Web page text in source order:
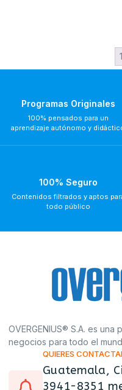
1
Programas Originales
100% pensados para un
aprendizaje autónomo y
100% Seguro
Contenidos filtrados y aptos
todo público
OVERGENIUS® S.A. es
negocios para todo el
QUIERES
Guatemala,
3941-8351